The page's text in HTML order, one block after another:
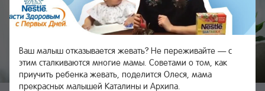
Ваш малыш отказывается жевать? Не переживайте — с
этим сталкиваются многие мамы. Советами о том, как
приучить ребенка жевать, поделится Олеся, мама
прекрасных малышей Каталины и Архипа.